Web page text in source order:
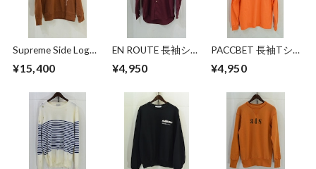
Supreme Side Logo
¥15,400
EN ROUTE 長袖シャ
¥4,950
PACCBET 長袖Tシ
¥4,950